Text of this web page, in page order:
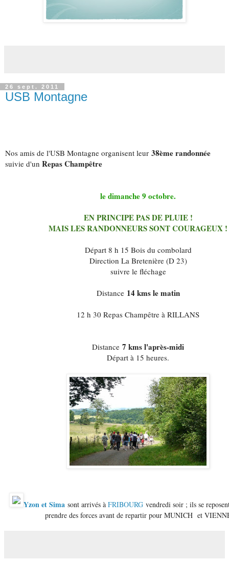
26 sept. 2011
USB Montagne
Nos amis de l'USB Montagne organisent leur 38ème randonnée
suivie d'un Repas Champêtre
le dimanche 9 octobre.
EN PRINCIPE PAS DE PLUIE !
MAIS LES RANDONNEURS SONT COURAGEUX !
Départ 8 h 15 Bois du combolard
Direction La Bretenière (D 23)
suivre le fléchage
Distance 14 kms le matin
12 h 30 Repas Champêtre à RILLANS
Distance 7 kms l'après-midi
Départ à 15 heures.
Yzon et Sima sont arrivés à FRIBOURG vendredi soir ; ils se
prendre des forces avant de repartir pour MUNICH et